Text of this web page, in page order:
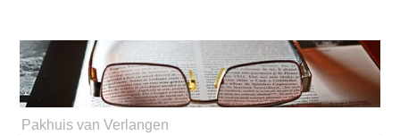
Pakhuis van Verlangen